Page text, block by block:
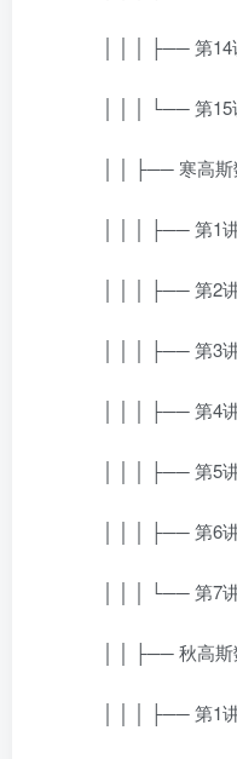
│ │ │ ├── 第14讲
│ │ │ └── 第15讲
│ │ ├── 寒高斯
│ │ │ ├── 第1讲
│ │ │ ├── 第2讲
│ │ │ ├── 第3讲
│ │ │ ├── 第4讲
│ │ │ ├── 第5讲
│ │ │ ├── 第6讲
│ │ │ └── 第7讲
│ │ ├── 秋高斯
│ │ │ ├── 第1讲